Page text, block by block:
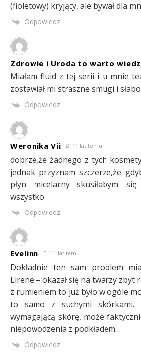
(fioletowy) kryjący, ale bywał dla
Odpowiedz
Zdrowie i Uroda to warto
Miałam fluid z tej serii i u mnie
zostawiał mi straszne smugi i słabo
Odpowiedz
Weronika Vii 11 lat temu
dobrze,że żadnego z tych
jednak przyznam szczerze,że
płyn micelarny skusiłabym
wszystko
Odpowiedz
Evelinn 11 lat temu
Dokładnie ten sam problem
Lirene – okazał się na twarzy zbyt
z rumieniem to już było w ogóle
to samo z suchymi skórkami.
wymagającą skórę, może
niepowodzenia z podkładem…
Odpowiedz